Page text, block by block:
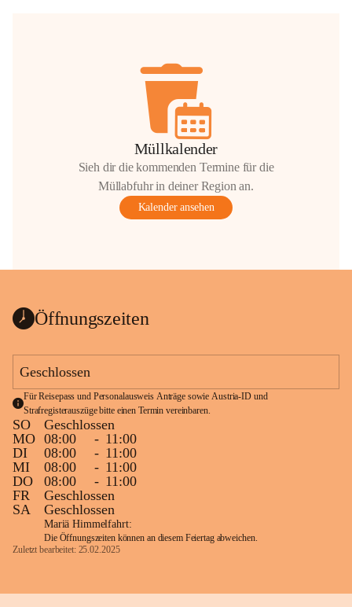
Müllkalender
Sieh dir die kommenden Termine für die
Müllabfuhr in deiner Region an.
Kalender ansehen
Öffnungszeiten
Geschlossen
Für Reisepass und Personalausweis Anträge sowie Austria-ID und
Strafregisterauszüge bitte einen Termin vereinbaren.
SO
Geschlossen
MO 08:00 - 11:00
DI
08:00 - 11:00
MI
08:00 - 11:00
DO
08:00 - 11:00
FR
Geschlossen
SA
Geschlossen
Mariä Himmelfahrt:
Die Öffnungszeiten können an diesem Feiertag abweichen.
Zuletzt bearbeitet: 25.02.2025